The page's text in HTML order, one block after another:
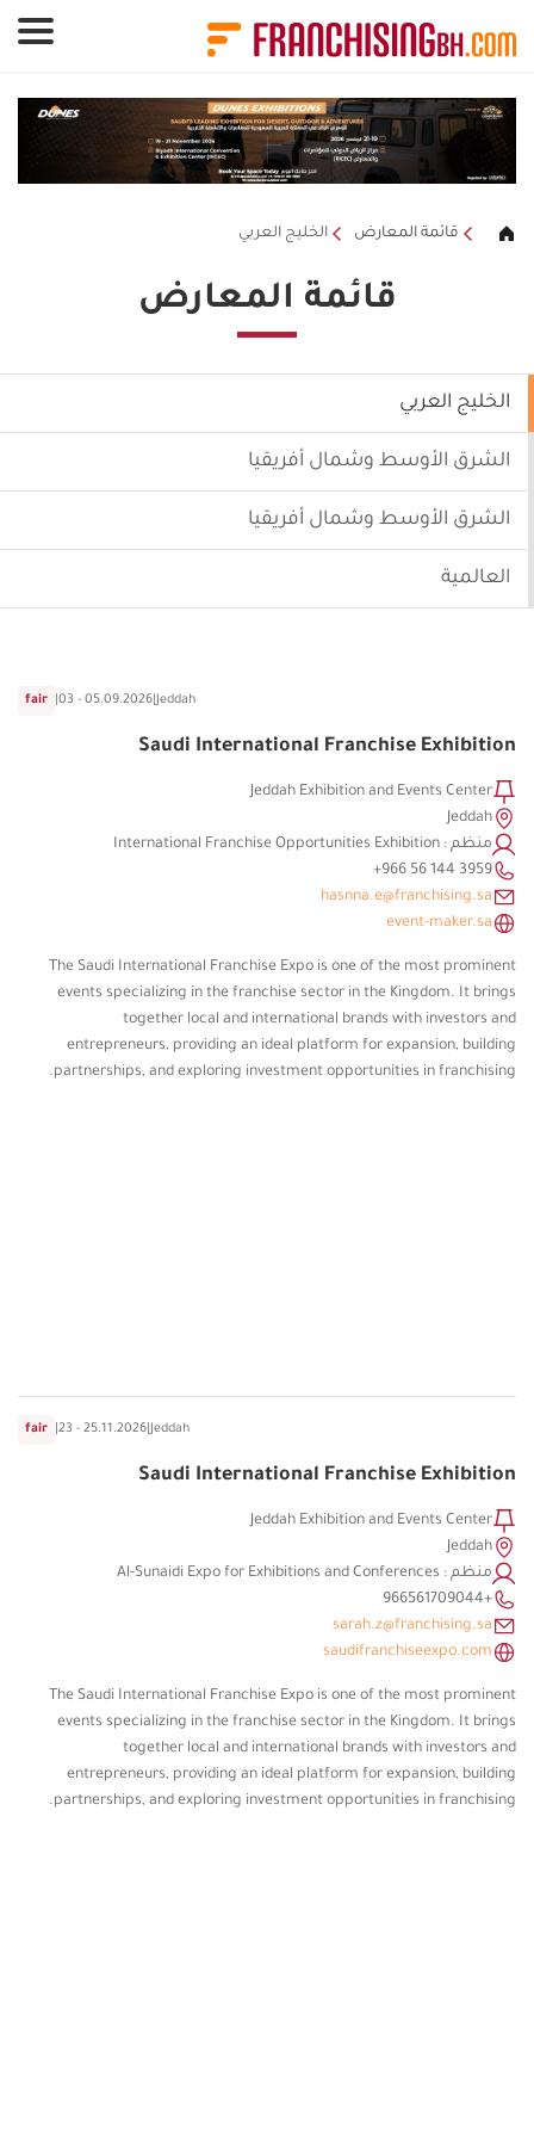
قائمة المعارض الخليج العربي
قائمة المعارض
الخليج العربي
الشرق الأوسط وشمال أفريقيا
الشرق الأوسط وشمال أفريقيا
العالمية
fair 03 - 05.09.2026 Jeddah
Saudi International Franchise Exhibition
Jeddah Exhibition and Events Center
Jeddah
منظم : International Franchise Opportunities Exhibition
hasnna.e@franchising.sa
event-maker.sa
The Saudi International Franchise Expo is one of the most prominent
events specializing in the franchise sector in the Kingdom. It brings
together local and international brands with investors and
entrepreneurs, providing an ideal platform for expansion, building
partnerships, and exploring investment opportunities in franchising.
fair 23 - 25.11.2026 Jeddah
Saudi International Franchise Exhibition
Jeddah Exhibition and Events Center
Jeddah
منظم : Al-Sunaidi Expo for Exhibitions and Conferences
+966561709044
sarah.z@franchising.sa
saudifranchiseexpo.com
The Saudi International Franchise Expo is one of the most prominent
events specializing in the franchise sector in the Kingdom. It brings
together local and international brands with investors and
entrepreneurs, providing an ideal platform for expansion, building
partnerships, and exploring investment opportunities in franchising.
لوحة إدارة ملفات تعريف الارتباط